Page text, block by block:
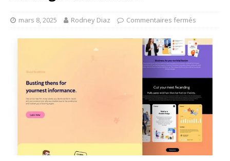
mars 8, 2025 Rodney Diaz Commentaires fermés